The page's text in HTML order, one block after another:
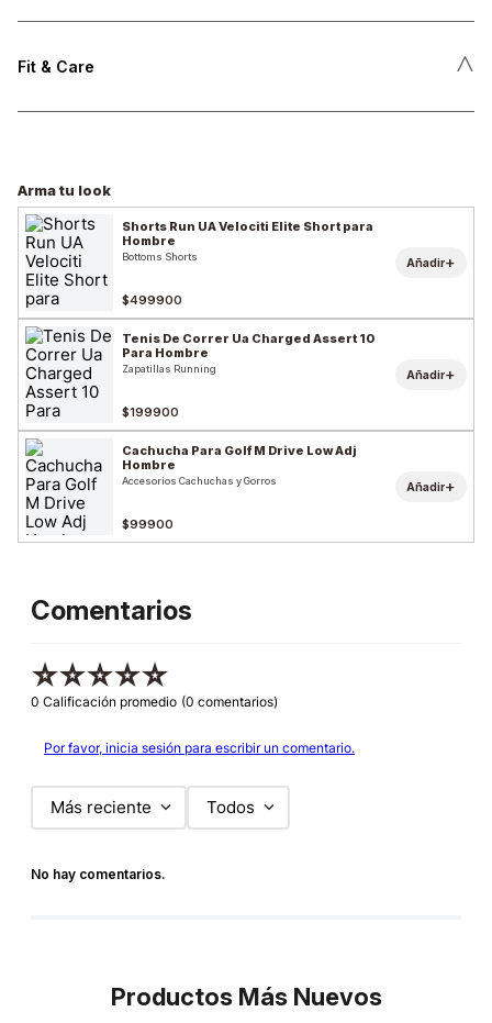
Fit & Care ˄
Arma tu look
Shorts Run UA Velociti Elite Short para
Hombre
Bottoms Shorts
$499900
Añadir+
Tenis De Correr Ua Charged Assert 10
Para Hombre
Zapatillas Running
$199900
Añadir+
Cachucha Para Golf M Drive Low Adj
Hombre
Accesorios Cachuchas y Gorros
$99900
Añadir+
Comentarios
☆☆☆☆☆
0 Calificación promedio (0 comentarios)
Por favor, inicia sesión para escribir un comentario.
Más reciente Todos
No hay comentarios.
Productos Más Nuevos